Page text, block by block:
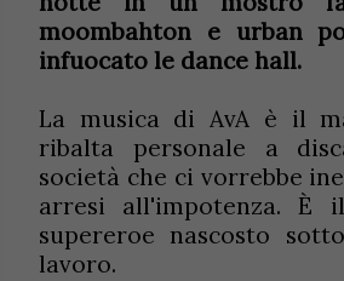
moombahton e urban
infuocato le dance hall.
La musica di AvA è il
ribalta personale a
società che ci vorrebbe
arresi all'impotenza. È
supereroe nascosto
lavoro.